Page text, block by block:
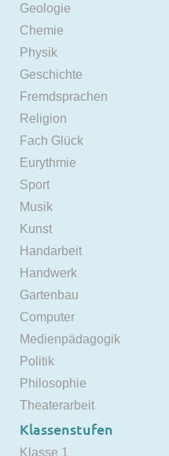
Geologie
Chemie
Physik
Geschichte
Fremdsprachen
Religion
Fach Glück
Eurythmie
Sport
Musik
Kunst
Handarbeit
Handwerk
Gartenbau
Computer
Medienpädagogik
Politik
Philosophie
Theaterarbeit
Klassenstufen
Klasse 1